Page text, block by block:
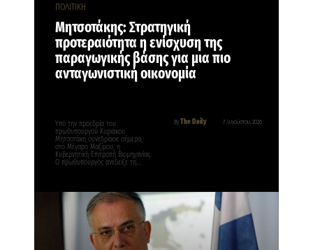
ΠΟΛΙΤΙΚΗ
Μητσοτάκης: Στρατηγική
προτεραιότητα η ενίσχυση της
παραγωγικής βάσης για μια πιο
ανταγωνιστική οικονομία
By The Daily 7 Αυγούστου, 2026
Υπό την προεδρία του
πρωθυπουργού Κυριάκου
Μητσοτάκη συνεδρίασε σήμερα,
στο Μέγαρο Μαξίμου, η
Κυβερνητική Επιτροπή Βιομηχανίας.
Ο πρωθυπουργός ανέδειξε τη…